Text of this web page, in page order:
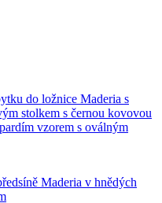
Maderia v hnědých